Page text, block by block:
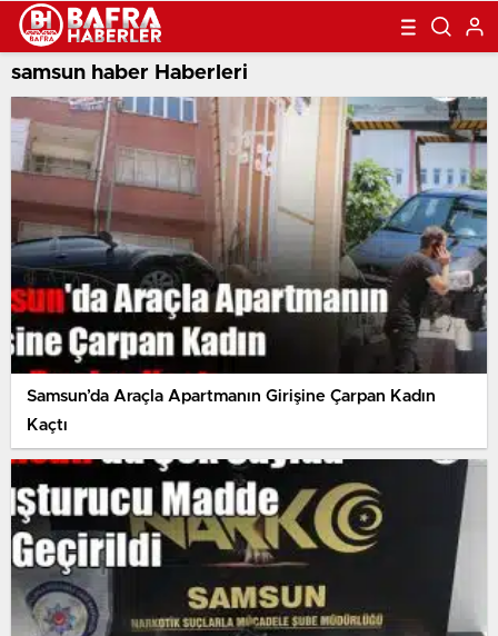
samsun haber Haberleri
Samsun’da Araçla Apartmanın Girişine Çarpan Kadın
Kaçtı